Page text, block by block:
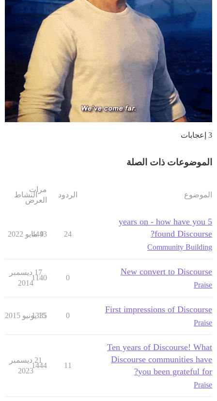
3 إعجابات
الموضوعات ذات الصلة
الموضوع الردود
مرات
العرض
النشاط
5 years on - how have you
found Discourse?
Community Building
24
4443
9 مايو 2022
New convert to Discourse
Praise
0
1140
17 ديسمبر
2014
First impressions of Discourse
Praise
0
1335
15 يونيو 2015
Ten years of Discourse! What
Discourse communities have
you been grateful for?
Praise
11
1444
21 ديسمبر
2023